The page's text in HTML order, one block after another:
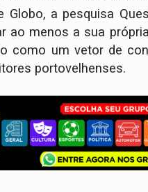
Globo, a pesquisa
ao menos a sua
como um vetor de
portovelhenses.